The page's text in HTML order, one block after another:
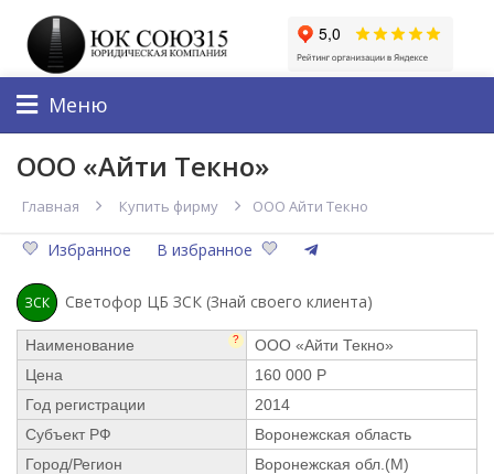
Меню
ООО «Айти Текно»
Главная Купить фирму ООО Айти Текно
Избранное В избранное
ЗСК Светофор ЦБ ЗСК (Знай своего клиента)
Наименование ?
ООО «Айти Текно»
Цена
160 000 Р
Год регистрации
2014
Субъект РФ
Воронежская область
Город/Регион
Воронежская обл.(М)